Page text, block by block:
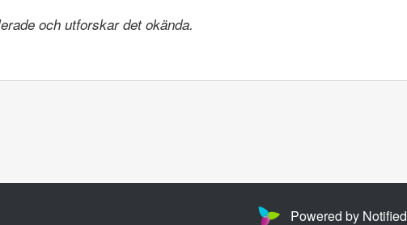
och utforskar det okända.
Powered by Notified